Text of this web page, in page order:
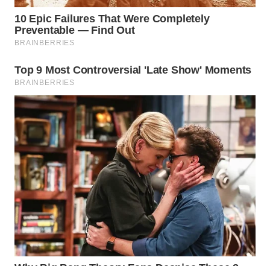
WAHANA
KONSUMEN
WAHANA
TRAVEL
WAHANA
TV
WAHANANEWS
ID
WAHANANEWS
CO ID